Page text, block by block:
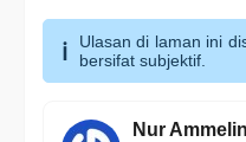
Ulasan di laman ini
bersifat subjektif.
Nur